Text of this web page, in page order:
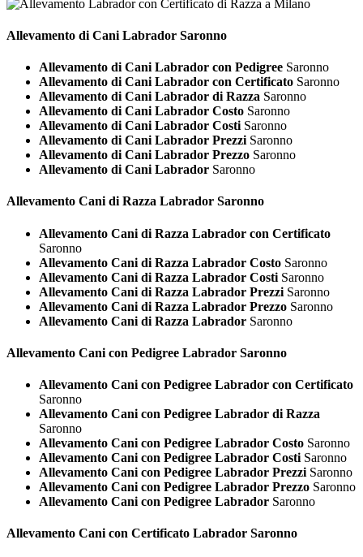
Allevamento di Cani Labrador Saronno
Allevamento di Cani Labrador con Pedigree Saronno
Allevamento di Cani Labrador con Certificato Saronno
Allevamento di Cani Labrador di Razza Saronno
Allevamento di Cani Labrador Costo Saronno
Allevamento di Cani Labrador Costi Saronno
Allevamento di Cani Labrador Prezzi Saronno
Allevamento di Cani Labrador Prezzo Saronno
Allevamento di Cani Labrador Saronno
Allevamento Cani di Razza Labrador Saronno
Allevamento Cani di Razza Labrador con Certificato
Saronno
Allevamento Cani di Razza Labrador Costo Saronno
Allevamento Cani di Razza Labrador Costi Saronno
Allevamento Cani di Razza Labrador Prezzi Saronno
Allevamento Cani di Razza Labrador Prezzo Saronno
Allevamento Cani di Razza Labrador Saronno
Allevamento Cani con Pedigree Labrador Saronno
Allevamento Cani con Pedigree Labrador con Certificato
Saronno
Allevamento Cani con Pedigree Labrador di Razza
Saronno
Allevamento Cani con Pedigree Labrador Costo Saronno
Allevamento Cani con Pedigree Labrador Costi Saronno
Allevamento Cani con Pedigree Labrador Prezzi Saronno
Allevamento Cani con Pedigree Labrador Prezzo Saronno
Allevamento Cani con Pedigree Labrador Saronno
Allevamento Cani con Certificato Labrador Saronno